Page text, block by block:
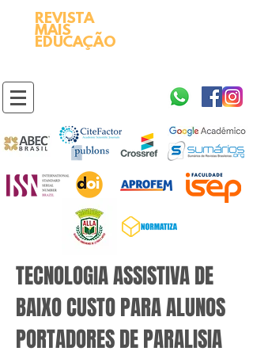
REVISTA
MAIS
EDUCAÇÃO
TECNOLOGIA ASSISTIVA DE
BAIXO CUSTO PARA ALUNOS
PORTADORES DE PARALISIA